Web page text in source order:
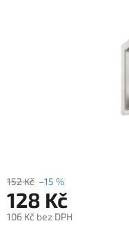
152 Kč –15 %
128 Kč
106 Kč bez DPH